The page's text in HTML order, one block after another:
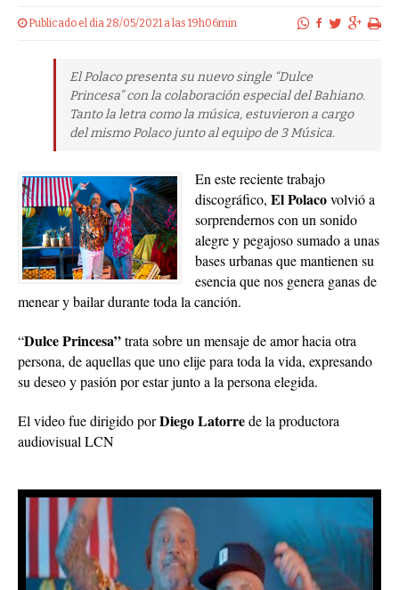
Publicado el dia 28/05/2021 a las 19h06min
El Polaco presenta su nuevo single “Dulce
Princesa” con la colaboración especial del Bahiano.
Tanto la letra como la música, estuvieron a cargo
del mismo Polaco junto al equipo de 3 Música.
En este reciente trabajo
discográfico, El Polacovolvió a
sorprendernos con un sonido
alegre y pegajoso sumado a unas
bases urbanas que mantienen su
esencia que nos genera ganas de
menear y bailar durante toda la canción.
“Dulce Princesa”trata sobre un mensaje de amor hacia otra
persona, de aquellas que uno elije para toda la vida, expresando
su deseo y pasión por estar junto a la persona elegida.
El video fue dirigido porDiego Latorrede la productora
audiovisual LCN